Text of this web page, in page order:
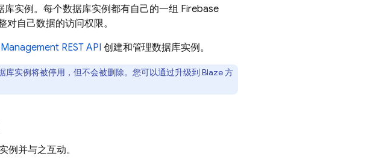
实例。每个数据库实例都有自己的一组 Firebase
对自己数据的访问权限。
REST API 创建和管理数据库实例。
库实例将被停用，但不会被删除。您可以通过升级到 Blaze 方
实例并与之互动。